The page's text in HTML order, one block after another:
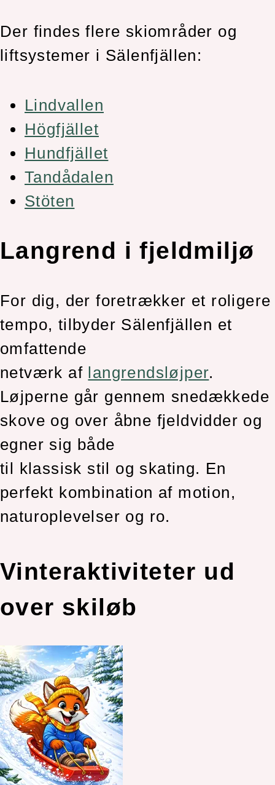
Der findes flere skiområder og
liftsystemer i Sälenfjällen:
Lindvallen
Högfjället
Hundfjället
Tandådalen
Stöten
Langrend i fjeldmiljø
For dig, der foretrækker et roligere
tempo, tilbyder Sälenfjällen et
omfattende
netværk af langrendsløjper.
Løjperne går gennem snedækkede
skove og over åbne fjeldvidder og
egner sig både
til klassisk stil og skating. En
perfekt kombination af motion,
naturoplevelser og ro.
Vinteraktiviteter ud
over skiløb